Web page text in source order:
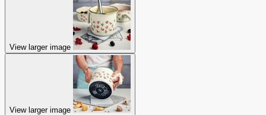
View larger image
View larger image